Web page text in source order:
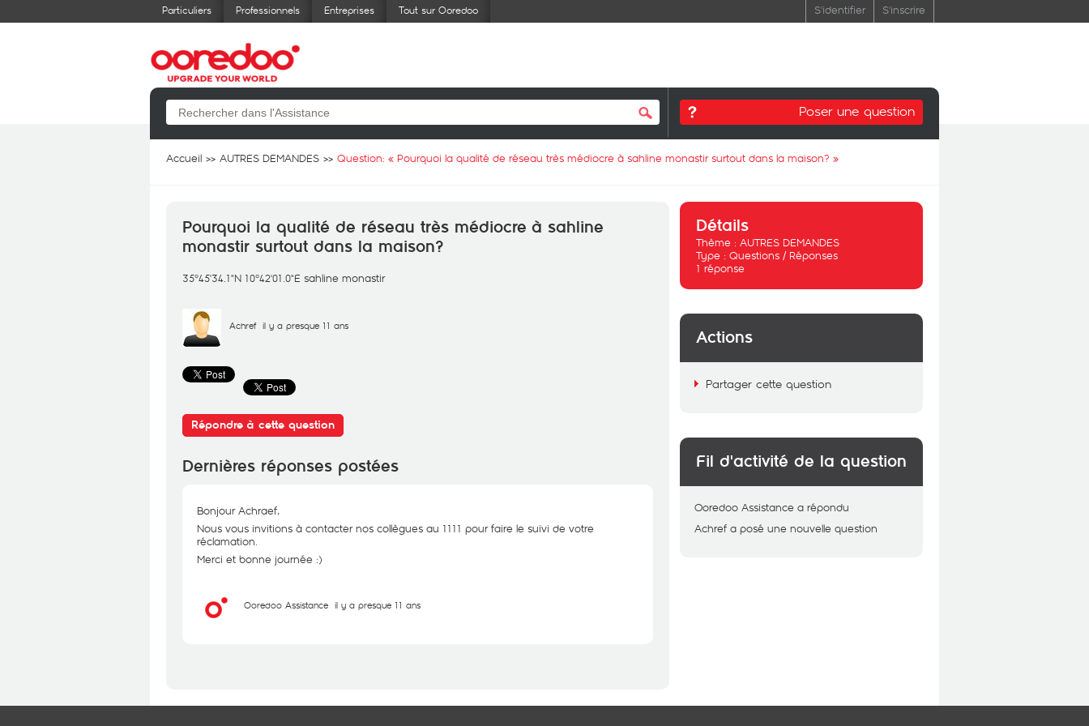
Particuliers Professionnels Entreprises Tout sur Ooredoo S'identifier S'inscrire
Poser une question
Accueil AUTRES DEMANDES Question: « Pourquoi la qualité de réseau très médiocre à sahline monastir surtout dans la maison? »
Pourquoi la qualité de réseau très médiocre à sahline
monastir surtout dans la maison?
35°45'34.1"N 10°42'01.0"E sahline monastir
Achref il y a presque 11 ans
Répondre à cette question
Dernières réponses postées
Bonjour Achraef,
Nous vous invitions à contacter nos collègues au 1111 pour faire le suivi de votre
réclamation.
Merci et bonne journée :)
Ooredoo Assistance il y a presque 11 ans
Détails
Thème : AUTRES DEMANDES
Type : Questions / Réponses
1 réponse
Actions
Partager cette question
Fil d'activité de la question
Ooredoo Assistance a répondu
Achref a posé une nouvelle question